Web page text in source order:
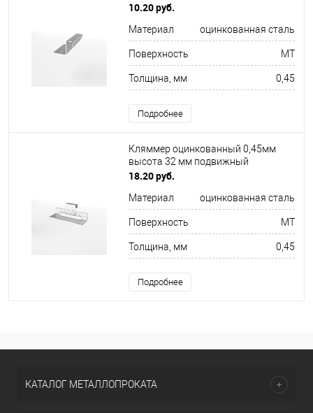
10.20 руб.
Материал оцинкованная сталь
Поверхность MT
Толщина, мм 0,45
Подробнее
Кляммер оцинкованный 0,45мм
высота 32 мм подвижный
18.20 руб.
Материал оцинкованная сталь
Поверхность MT
Толщина, мм 0,45
Подробнее
КАТАЛОГ МЕТАЛЛОПРОКАТА